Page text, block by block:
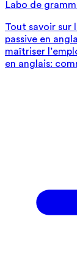
Labo de
Tout savoir sur
passive en
maîtriser
en anglais: